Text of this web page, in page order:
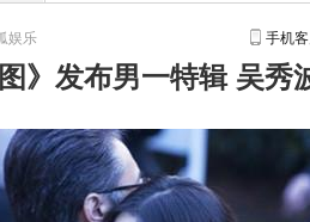
娱乐 手机
图》发布男一特辑 吴秀